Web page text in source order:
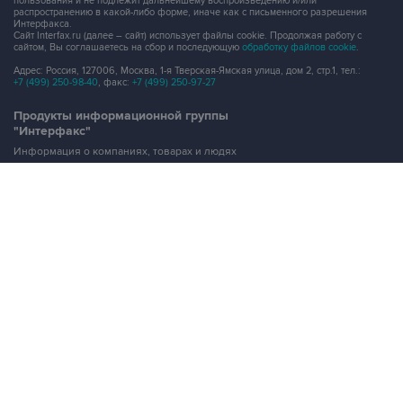
распространению в какой-либо форме, иначе как с письменного разрешения
Интерфакса.
Сайт Interfax.ru (далее – сайт) использует файлы cookie. Продолжая работу с
сайтом, Вы соглашаетесь на сбор и последующую обработку файлов cookie
Адрес: Россия, 127006, Москва, 1-я Тверская-Ямская улица, дом 2, стр.1, тел.:
+7 (499) 250-98-40 , факс: +7 (499) 250-97-27
Продукты информационной группы
"Интерфакс"
Информация о компаниях, товарах и людях